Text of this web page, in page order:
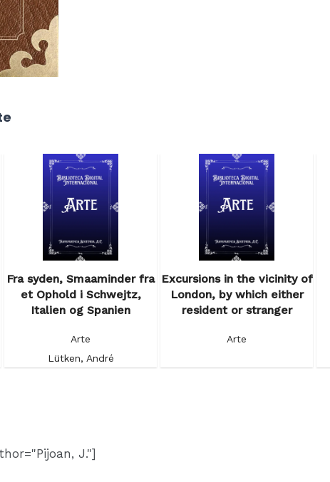
Fra syden, Smaaminder fra
et Ophold i Schwejtz,
Italien og Spanien
Arte
Lütken, André
Excursions in the vicinity of
London, by which either
resident or stranger
Arte
J."]